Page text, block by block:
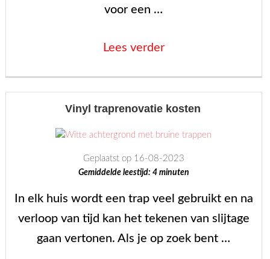
voor een …
Lees verder“Reparatie
banken:
en
van
comfort”
Vinyl traprenovatie kosten
Geplaatst op 16-08-2023
Gemiddelde leestijd: 4 minuten
In elk huis wordt een trap veel gebruikt en na
verloop van tijd kan het tekenen van slijtage
gaan vertonen. Als je op zoek bent …